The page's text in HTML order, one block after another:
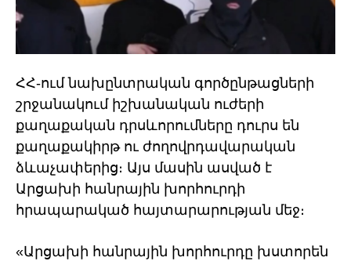
ՀՀ-ում նախընտրական գործընթացների
շրջանակում իշխանական ուժերի
քաղաքական դրսևորումները դուրս են
քաղաքակիրթ ու ժողովրդավարական
ձևաչափերից։ Այս մասին ասված է
Արցախի հանրային խորհուրդի
հրապարակած հայտարարության մեջ։
«Արցախի հանրային խորհուրդը խստորեն